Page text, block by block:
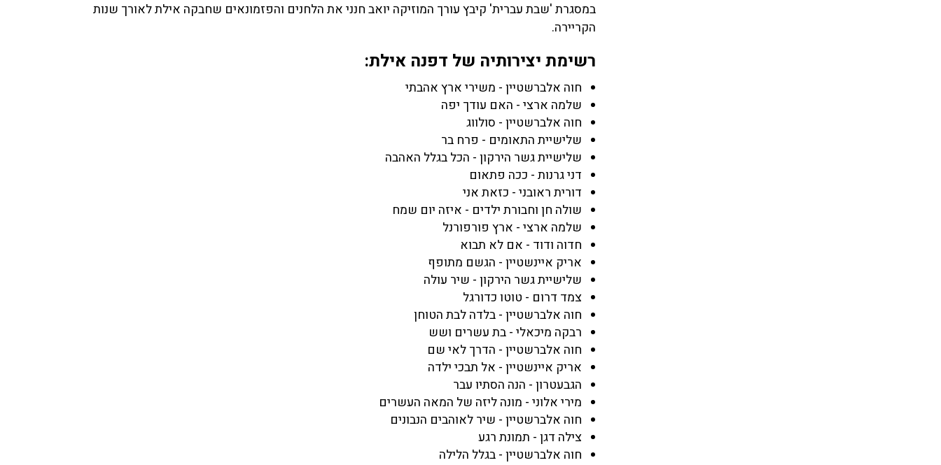
במסגרת 'שבת עברית' קיבץ עורך המוזיקה יואב חנני את הלחנים והפזמונאים שחבקה אילת לאורך שנות
הקריירה.
רשימת יצירותיה של דפנה אילת:
חוה אלברשטיין - משירי ארץ אהבתי
שלמה ארצי - האם עודך יפה
חוה אלברשטיין - סולווג
שלישיית התאומים - פרח בר
שלישיית גשר הירקון - הכל בגלל האהבה
דני גרנות - ככה פתאום
דורית ראובני - כזאת אני
שולה חן וחבורת ילדים - איזה יום שמח
שלמה ארצי - ארץ פורפורנל
חדוה ודוד - אם לא תבוא
אריק איינשטיין - הגשם מתופף
שלישיית גשר הירקון - שיר עולה
צמד דרום - טוטו כדורגל
חוה אלברשטיין - בלדה לבת הטוחן
רבקה מיכאלי - בת עשרים ושש
חוה אלברשטיין - הדרך לאי שם
אריק איינשטיין - אל תבכי ילדה
הגבעטרון - הנה הסתיו עבר
מירי אלוני - מונה ליזה של המאה העשרים
חוה אלברשטיין - שיר לאוהבים הנבונים
צילה דגן - תמונת רגע
חוה אלברשטיין - בגלל הלילה